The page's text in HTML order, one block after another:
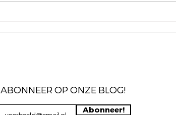
ABONNEER OP ONZE BLOG!
Abonneer!